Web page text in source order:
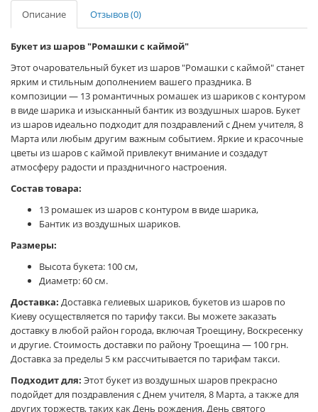
Описание Отзывов (0)
Букет из шаров "Ромашки с каймой"
Этот очаровательный букет из шаров "Ромашки с каймой" станет
ярким и стильным дополнением вашего праздника. В
композиции — 13 романтичных ромашек из шариков с контуром
в виде шарика и изысканный бантик из воздушных шаров. Букет
из шаров идеально подходит для поздравлений с Днем учителя, 8
Марта или любым другим важным событием. Яркие и красочные
цветы из шаров с каймой привлекут внимание и создадут
атмосферу радости и праздничного настроения.
Состав товара:
13 ромашек из шаров с контуром в виде шарика,
Бантик из воздушных шариков.
Размеры:
Высота букета: 100 см,
Диаметр: 60 см.
Доставка: Доставка гелиевых шариков, букетов из шаров по
Киеву осуществляется по тарифу такси. Вы можете заказать
доставку в любой район города, включая Троещину, Воскресенку
и другие. Стоимость доставки по району Троещина — 100 грн.
Доставка за пределы 5 км рассчитывается по тарифам такси.
Подходит для: Этот букет из воздушных шаров прекрасно
подойдет для поздравления с Днем учителя, 8 Марта, а также для
других торжеств, таких как День рождения, День святого